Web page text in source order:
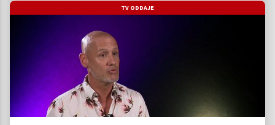
TV ODDAJE